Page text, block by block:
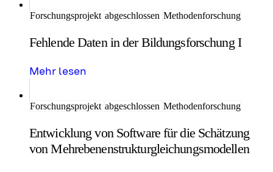
Forschungsprojekt abgeschlossen Methodenforschung
Fehlende Daten in der Bildungsforschung I
Mehr lesen
Forschungsprojekt abgeschlossen Methodenforschung
Entwicklung von Software für die Schätzung
von Mehrebenenstrukturgleichungsmodellen